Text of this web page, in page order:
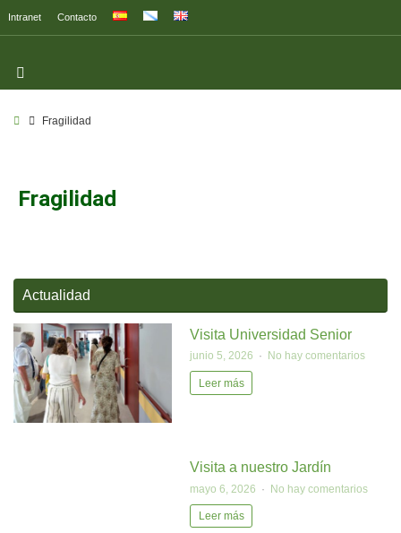
Intranet Contacto
Fragilidad
Fragilidad
Actualidad
Visita Universidad Senior
junio 5, 2026 No hay comentarios
Leer más
Visita a nuestro Jardín
mayo 6, 2026 No hay comentarios
Leer más